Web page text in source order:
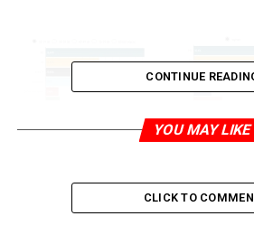
CONTINUE
YOU MAY LIKE
CLICK TO